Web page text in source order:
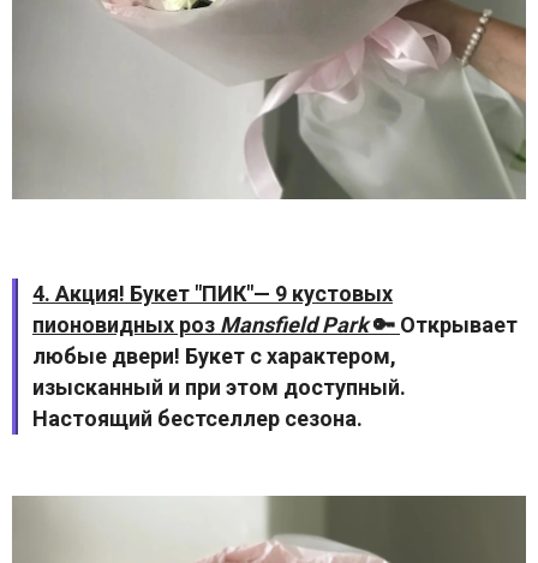
4. Акция! Букет "ПИК"— 9 кустовых
пионовидных роз Mansfield Park🔑 Открывает
любые двери! Букет с характером,
изысканный и при этом доступный.
Настоящий бестселлер сезона.